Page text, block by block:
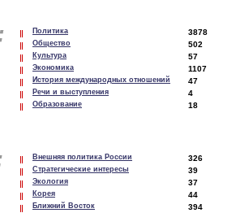
Политика 3878
Общество 502
Культура 57
Экономика 1107
История международных отношений 47
Речи и выступления 4
Образование 18
Внешняя политика России 326
Стратегические интересы 39
Экология 37
Корея 44
Ближний Восток 394